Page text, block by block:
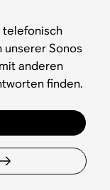
telefonisch
Sonos
anderen
finden.